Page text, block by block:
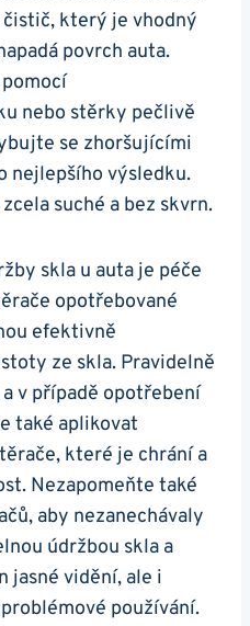
který⁢ je vhodný
povrch ⁢auta.
nebo stěrky pečlivě
⁣se zhoršujícími
nejlepšího výsledku.
suché a bez skvrn.
skla u ⁣auta je péče
opotřebované
efektivně
ze skla. Pravidelně
v případě opotřebení
také aplikovat
které je chrání a
Nezapomeňte také
aby nezanechávaly
údržbou⁣ skla a
jasné ⁢vidění, ale i
používání.